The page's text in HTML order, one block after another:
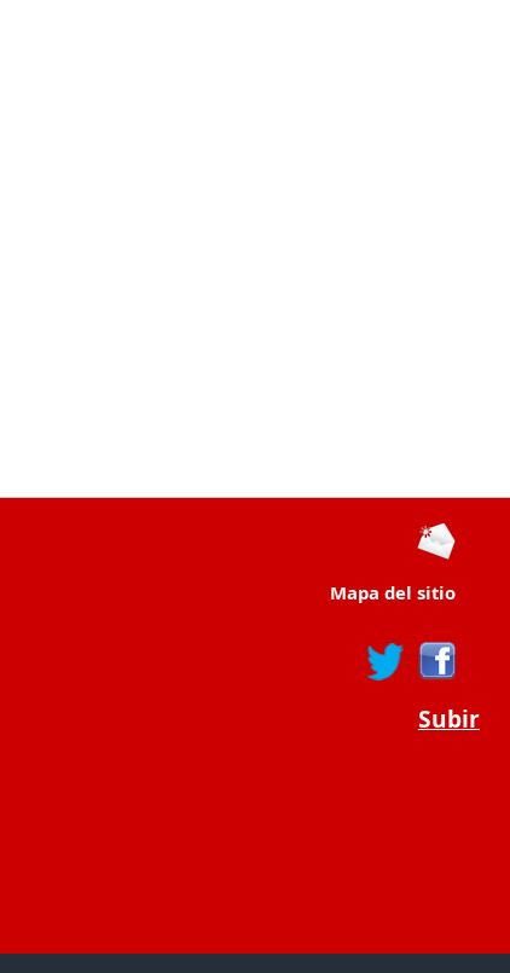
Mapa del sitio
Subir